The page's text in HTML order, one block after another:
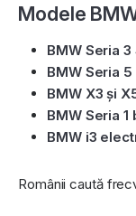
Modele
BMW Seria
BMW Seria
BMW X3 și
BMW Seria
BMW i3
Românii caută